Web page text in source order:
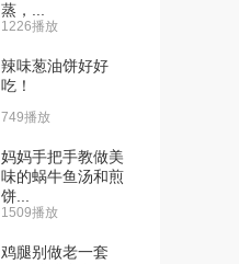
蒸，...
1226播放
辣味葱油饼好好
吃！
749播放
妈妈手把手教做美
味的蜗牛鱼汤和煎
饼...
1509播放
鸡腿别做老一套